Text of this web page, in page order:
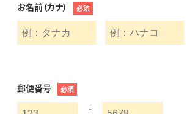
お名前（カナ） 必須
郵便番号 必須
-